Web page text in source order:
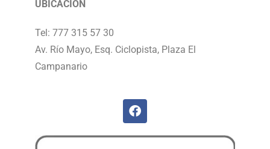
UBICACIÓN
Tel: 777 315 57 30
Av. Río Mayo, Esq. Ciclopista, Plaza El
Campanario